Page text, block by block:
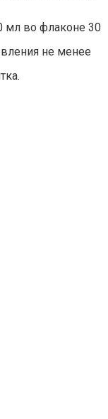
мл во флаконе 30
не менее